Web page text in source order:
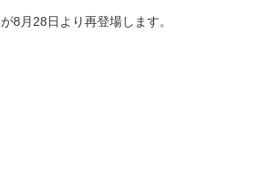
が8月28日より再登場します。